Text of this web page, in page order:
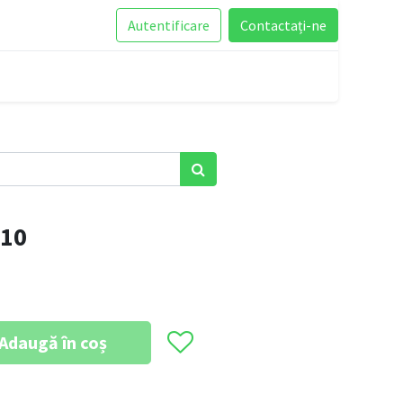
Autentificare Contactați-ne
în coș